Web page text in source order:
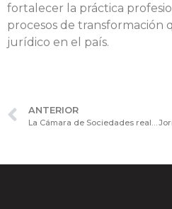
fortalecer la práctica
procesos de transformación
jurídico en el país.
ANTERIOR
La Cámara de Sociedades realizó la Tercera Edición de la Jornada de Actualización Profesional: Procesos y Tecnología – Agentes de IA